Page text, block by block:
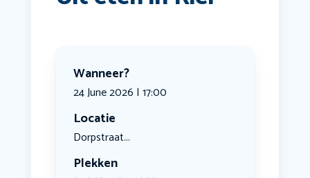
Wanneer?
24 June 2026 | 17:00
Locatie
Dorpstraat...
Plekken